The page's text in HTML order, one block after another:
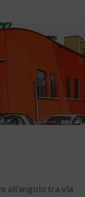
all’angolo tra via